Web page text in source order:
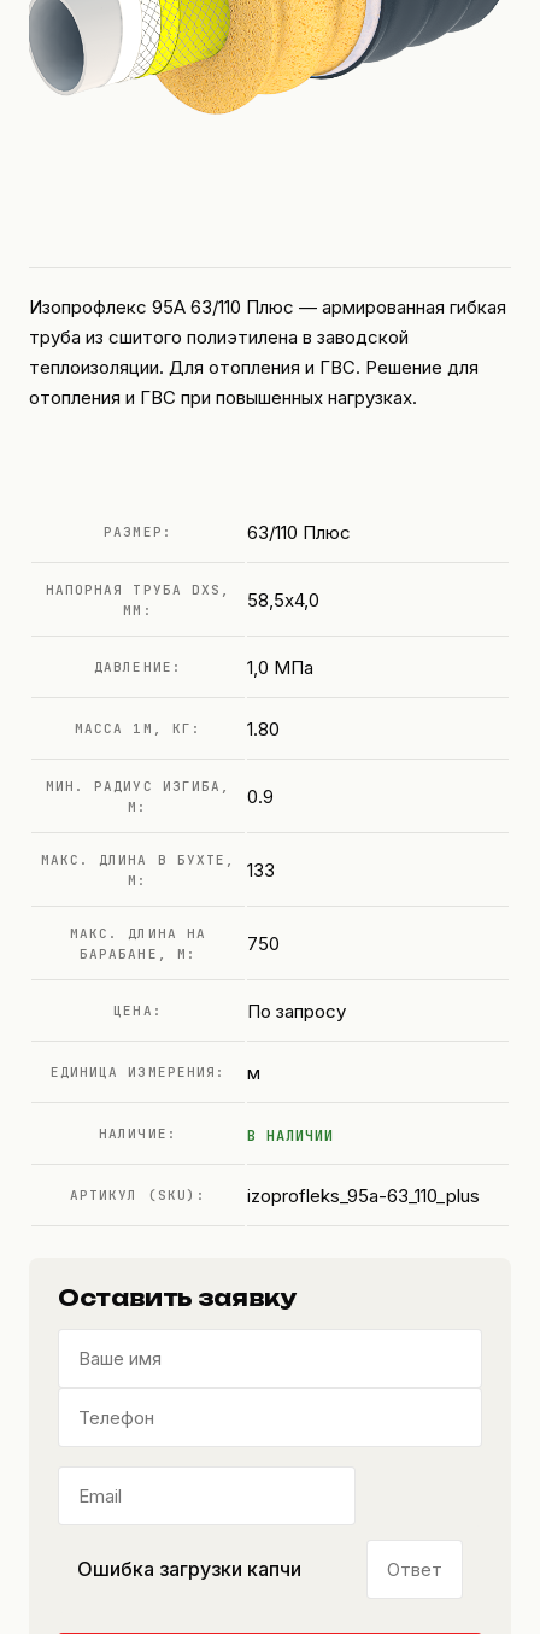
Изопрофлекс 95А 63/110 Плюс — армированная гибкая
труба из сшитого полиэтилена в заводской
теплоизоляции. Для отопления и ГВС. Решение для
отопления и ГВС при повышенных нагрузках.
РАЗМЕР: 63/110 Плюс
НАПОРНАЯ ТРУБА DXS,
ММ:
58,5х4,0
ДАВЛЕНИЕ: 1,0 МПа
МАССА 1М, КГ: 1.80
МИН. РАДИУС ИЗГИБА,
М:
0.9
МАКС. ДЛИНА В БУХТЕ,
М:
133
МАКС. ДЛИНА НА
БАРАБАНЕ, М:
750
ЦЕНА: По запросу
ЕДИНИЦА ИЗМЕРЕНИЯ: м
НАЛИЧИЕ: В НАЛИЧИИ
АРТИКУЛ (SKU): izoprofleks_95a-63_110_plus
Оставить заявку
Ошибка загрузки капчи